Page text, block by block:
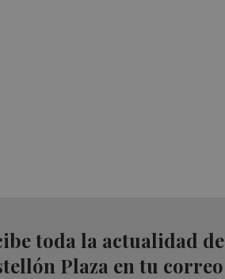
toda la actualidad de
Plaza en tu correo